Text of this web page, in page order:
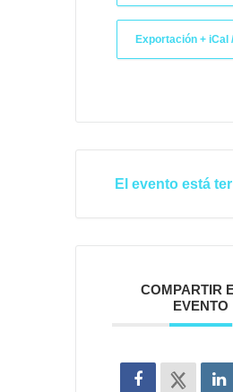
Exportación + iCal
El evento está
COMPARTIR
EVENTO